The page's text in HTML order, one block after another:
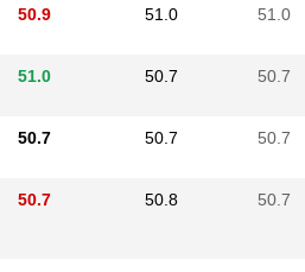
50.9 51.0 51.0
51.0 50.7 50.7
50.7 50.7 50.7
50.7 50.8 50.7